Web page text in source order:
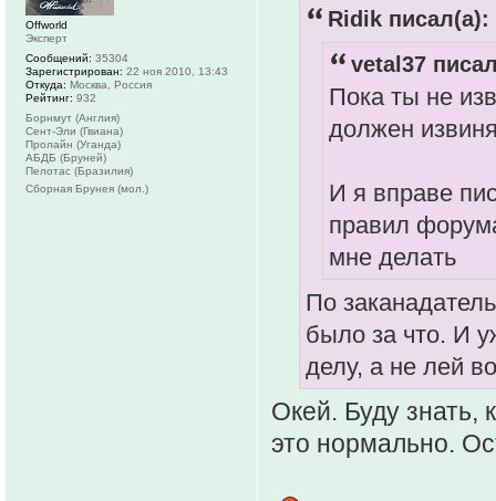
Ridik писал(а):
vetal37
Пока ты не
должен
И я вправе
правил
мне делать
По
было за что. И
делу, а не лей
Окей. Буду знать,
это нормально.
Offworld
Эксперт
Сообщений: 35304
Зарегистрирован: 22 ноя 2010, 13:43
Откуда: Москва, Россия
Рейтинг: 932
Борнмут (Англия)
Сент-Эли (Гвиана)
Пролайн (Уганда)
АБДБ (Бруней)
Пелотас (Бразилия)
Сборная Брунея (мол.)